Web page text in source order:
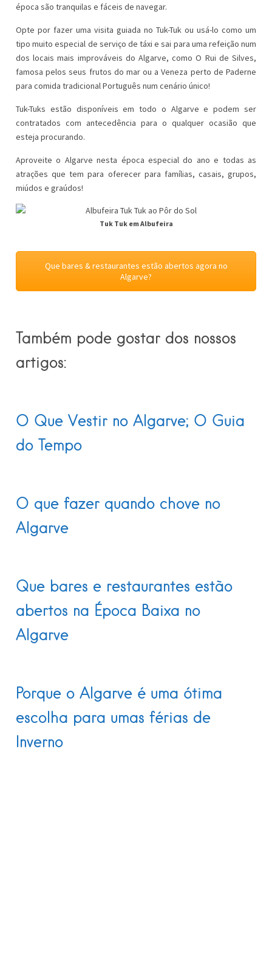
época são tranquilas e fáceis de navegar.
Opte por fazer uma visita guiada no Tuk-Tuk ou usá-lo como um
tipo muito especial de serviço de táxi e sai para uma refeição num
dos locais mais improváveis do Algarve, como O Rui de Silves,
famosa pelos seus frutos do mar ou a Veneza perto de Paderne
para comida tradicional Português num cenário único!
Tuk-Tuks estão disponíveis em todo o Algarve e podem ser
contratados com antecedência para o qualquer ocasião que
esteja procurando.
Aproveite o Algarve nesta época especial do ano e todas as
atrações que tem para oferecer para famílias, casais, grupos,
miúdos e graúdos!
Tuk Tuk em Albufeira
Que bares & restaurantes estão abertos agora no
Algarve?
Também pode gostar dos nossos
artigos:
O Que Vestir no Algarve; O Guia
do Tempo
O que fazer quando chove no
Algarve
Que bares e restaurantes estão
abertos na Época Baixa no
Algarve
Porque o Algarve é uma ótima
escolha para umas férias de
Inverno